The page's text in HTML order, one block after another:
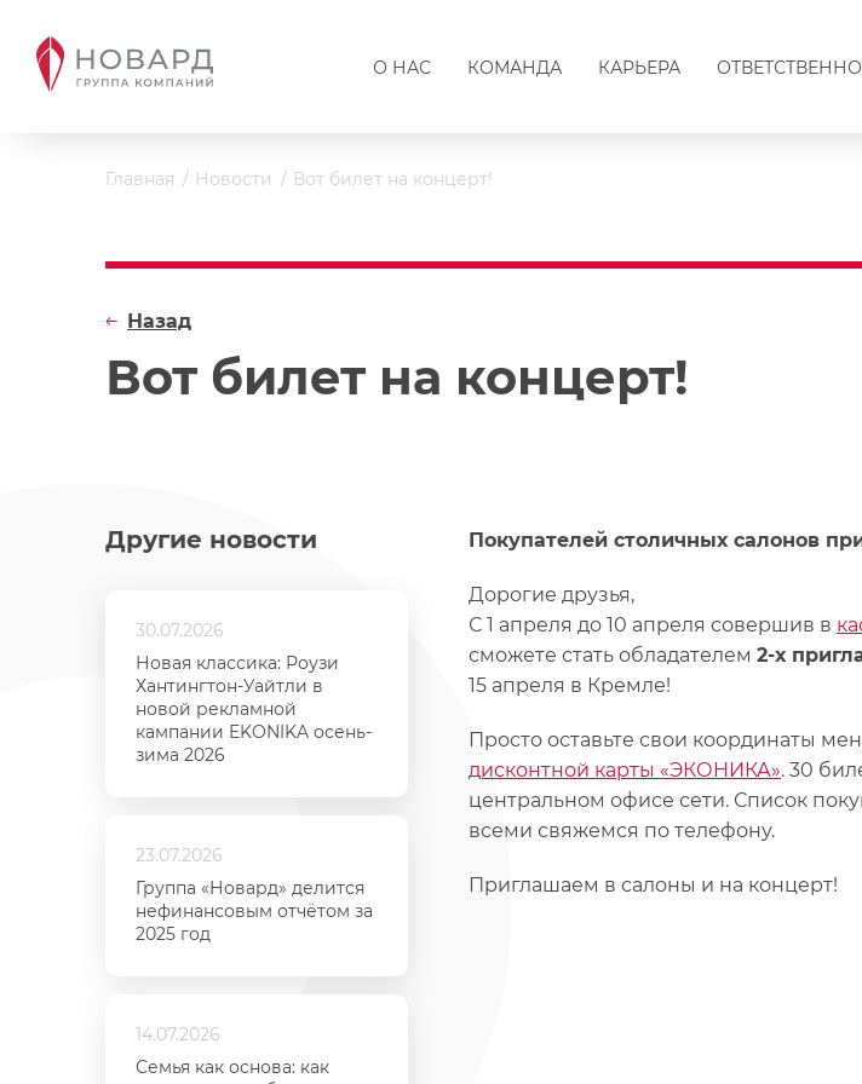
О НАС КОМАНДА КАРЬЕРА
Главная Новости Вот билет на концерт!
Вот билет на концерт!
Назад
Другие новости
30.07.2026
Новая классика: Роузи
Хантингтон-Уайтли в
новой рекламной
кампании EKONIKA осень-
зима 2026
23.07.2026
Группа «Новард» делится
нефинансовым отчётом за
2025 год
14.07.2026
Семья как основа: как
Покупателей столичных салонов
Дорогие друзья,
С 1 апреля до 10 апреля совершив в
сможете стать обладателем 2-х
15 апреля в Кремле!
Просто оставьте свои координаты
дисконтной карты «ЭКОНИКА». 30
центральном офисе сети. Список
всеми свяжемся по телефону.
Приглашаем в салоны и на концерт!